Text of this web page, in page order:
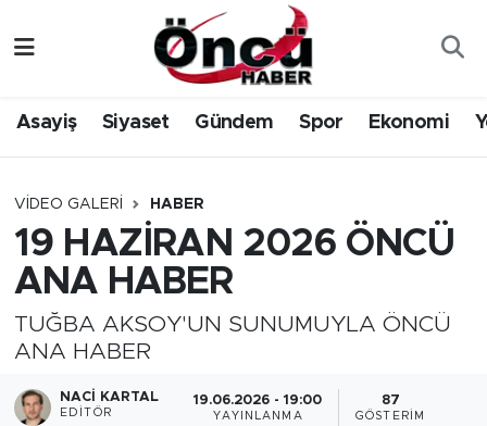
Asayiş Siyaset Gündem Spor Ekonomi
VIDEO GALERI HABER
19 HAZİRAN 2026 ÖNCÜ
ANA HABER
TUĞBA AKSOY'UN SUNUMUYLA ÖNCÜ
ANA HABER
NACI KARTAL
EDITÖR
19.06.2026 - 19:00
YAYINLANMA
87
GÖSTERIM
Gündem
Sağlık & Çevre
Spor
Yerel Haber
Öncü Radyo Dinle
Düzce Nöbetçi Eczaneler
Düzce Hava Durumu
Düzce Namaz Vakitleri
Düzce Trafik Yoğunluk Haritası
Tüm Manşetler
Son Dakika Haberleri